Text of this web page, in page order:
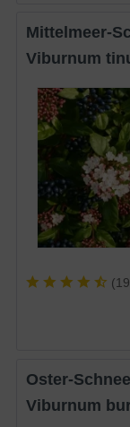
Mittelmeer-
Viburnum
(19
Oster-
Viburnum